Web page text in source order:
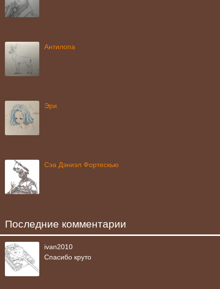
Антилопа
Эри
Сэа Дэниэл Фортескью
Последние комментарии
ivan2010
Спасибо круто